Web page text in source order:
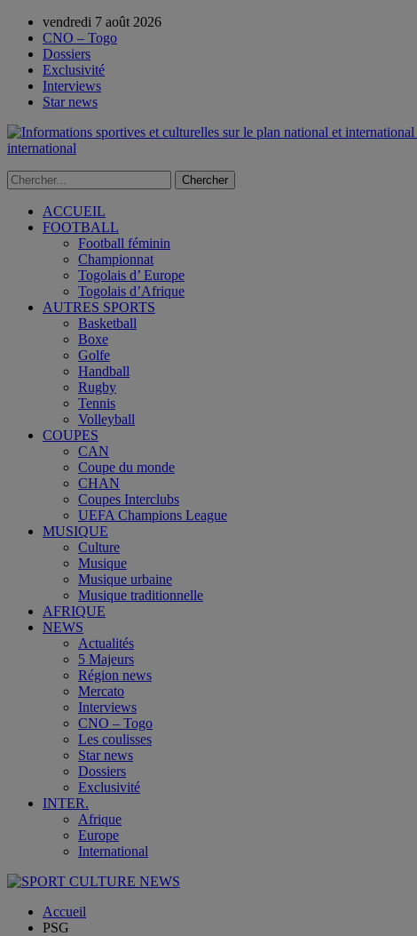
vendredi 7 août 2026
CNO – Togo
Dossiers
Exclusivité
Interviews
Star news
international
ACCUEIL
FOOTBALL
Football féminin
Championnat
Togolais d’ Europe
Togolais d’Afrique
AUTRES SPORTS
Basketball
Boxe
Golfe
Handball
Rugby
Tennis
Volleyball
COUPES
CAN
Coupe du monde
CHAN
Coupes Interclubs
UEFA Champions League
MUSIQUE
Culture
Musique
Musique urbaine
Musique traditionnelle
AFRIQUE
NEWS
Actualités
5 Majeurs
Région news
Mercato
Interviews
CNO – Togo
Les coulisses
Star news
Dossiers
Exclusivité
INTER.
Afrique
Europe
International
Accueil
PSG